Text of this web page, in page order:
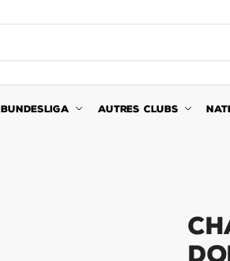
BUNDESLIGA AUTRES CLUBS